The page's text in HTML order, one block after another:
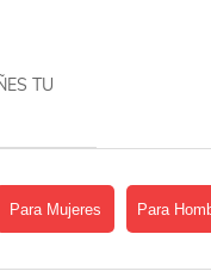
TU
Para Mujeres Para